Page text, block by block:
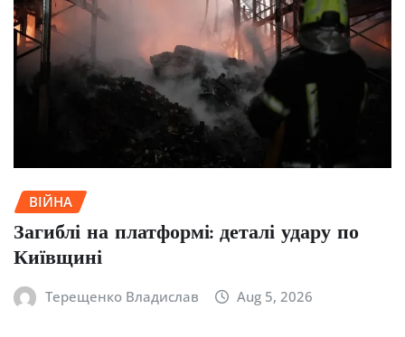
ВІЙНА
Загиблі на платформі: деталі удару по
Київщині
Терещенко Владислав Aug 5, 2026